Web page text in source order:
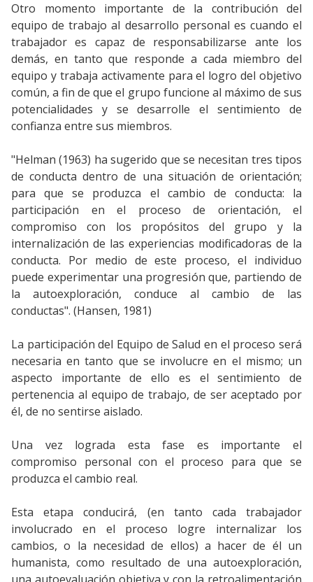
Otro momento importante de la contribución del
equipo de trabajo al desarrollo personal es cuando el
trabajador es capaz de responsabilizarse ante los
demás, en tanto que responde a cada miembro del
equipo y trabaja activamente para el logro del objetivo
común, a fin de que el grupo funcione al máximo de sus
potencialidades y se desarrolle el sentimiento de
confianza entre sus miembros.
"Helman (1963) ha sugerido que se necesitan tres tipos
de conducta dentro de una situación de orientación;
para que se produzca el cambio de conducta: la
participación en el proceso de orientación, el
compromiso con los propósitos del grupo y la
internalización de las experiencias modificadoras de la
conducta. Por medio de este proceso, el individuo
puede experimentar una progresión que, partiendo de
la autoexploración, conduce al cambio de las
conductas". (Hansen, 1981)
La participación del Equipo de Salud en el proceso será
necesaria en tanto que se involucre en el mismo; un
aspecto importante de ello es el sentimiento de
pertenencia al equipo de trabajo, de ser aceptado por
él, de no sentirse aislado.
Una vez lograda esta fase es importante el
compromiso personal con el proceso para que se
produzca el cambio real.
Esta etapa conducirá, (en tanto cada trabajador
involucrado en el proceso logre internalizar los
cambios, o la necesidad de ellos) a hacer de él un
humanista, como resultado de una autoexploración,